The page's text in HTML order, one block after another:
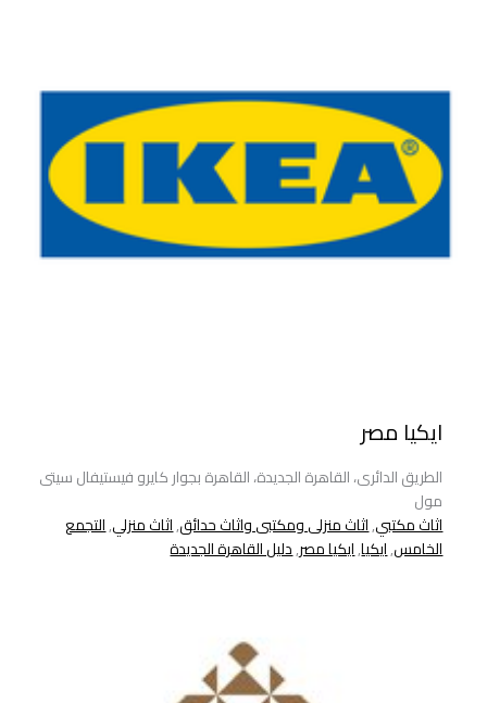
ايكيا مصر
الطريق الدائرى، القاهرة الجديدة، القاهرة بجوار كايرو فيستيفال سيتى
مول
اثاث مكتبي,اثاث منزلى ومكتبى واثاث حدائق,اثاث منزلي,التجمع
الخامس,ايكيا,ايكيا مصر,دليل القاهرة الجديدة